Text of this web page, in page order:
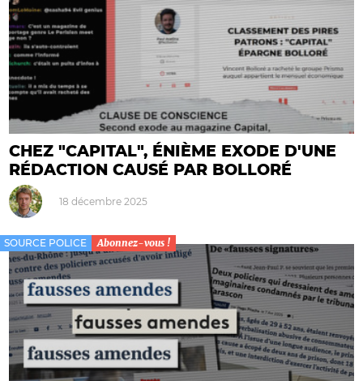
CHEZ "CAPITAL", ÉNIÈME EXODE D'UNE
RÉDACTION CAUSÉ PAR BOLLORÉ
18 décembre 2025
SOURCE POLICE Abonnez-vous !